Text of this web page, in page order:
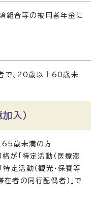
組合等の被用者年金に
で、20歳以上60歳未
入）
65歳未満の方
が「特定活動（医療滞
特定活動（観光・保養等
者の同行配偶者）」で